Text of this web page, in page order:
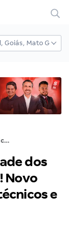
INSS pode ficar sem metade dos funcionários, afirma TCU! Novo concurso iminente para técnicos e analistas!
dos
Novo
e